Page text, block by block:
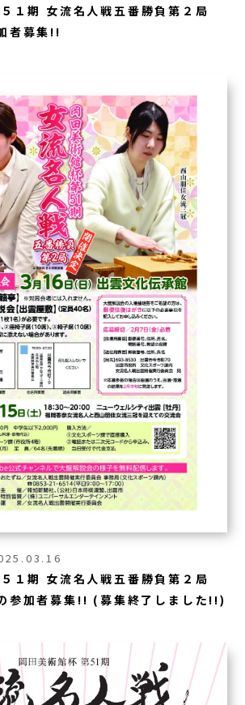
１期 女流名人戦五番勝負第２局
者募集!!
１期 女流名人戦五番勝負第２局
参加者募集!! (募集終了しました!!)